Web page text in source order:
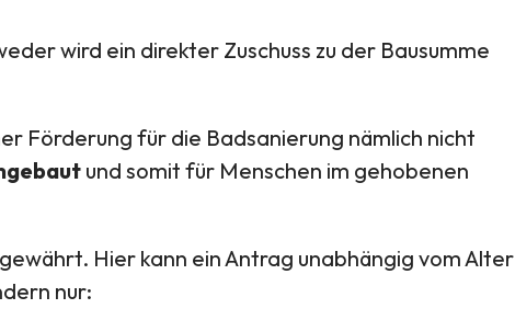
wird ein direkter Zuschuss zu der Bausumme
Förderung für die Badsanierung nämlich nicht
und somit für Menschen im gehobenen
Hier kann ein Antrag unabhängig vom Alter
nur: